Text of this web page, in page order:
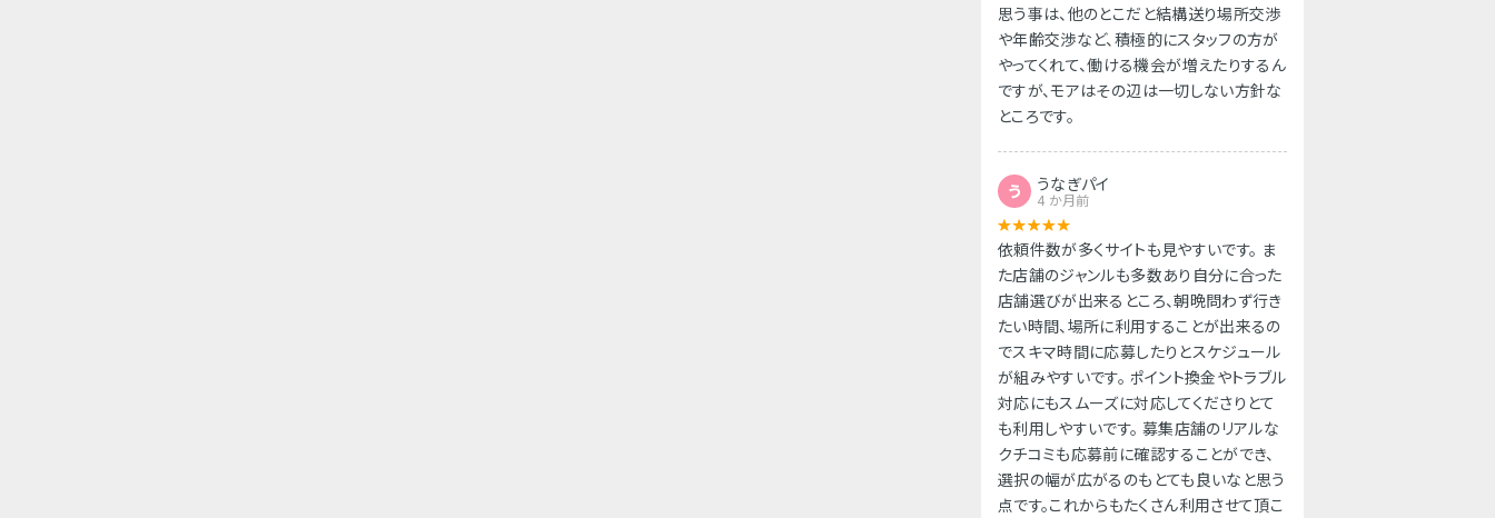
思う事は、他のとこだと結構送り場所交渉
や年齢交渉など、積極的にスタッフの方が
やってくれて、働ける機会が増えたりするん
ですが、モアはその辺は一切しない方針な
ところです。
う うなぎパイ
4 か月前
依頼件数が多くサイトも見やすいです。 ま
た店舗のジャンルも多数あり自分に合った
店舗選びが出来るところ、朝晩問わず行き
たい時間、場所に利用することが出来るの
でスキマ時間に応募したりとスケジュール
が組みやすいです。 ポイント換金やトラブル
対応にもスムーズに対応してくださりとて
も利用しやすいです。 募集店舗のリアルな
クチコミも応募前に確認することができ、
選択の幅が広がるのもとても良いなと思う
点です。これからもたくさん利用させて頂こ